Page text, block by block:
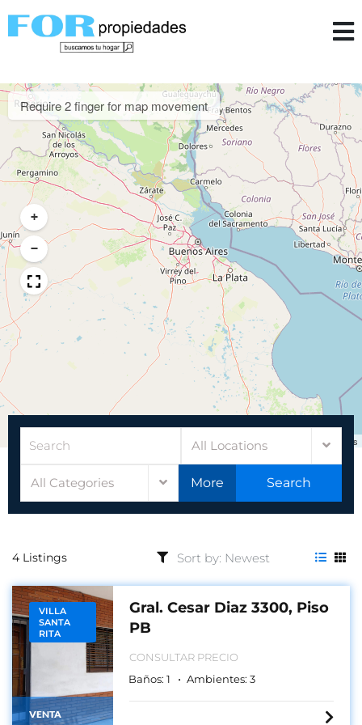
+
−
Require 2 finger for map movement
Leaflet|©OpenStreetMap contributors
All Locations
All Categories More Search
4 Listings
VILLA
SANTA
RITA
VENTA
Gral. Cesar Diaz 3300, Piso
PB
CONSULTAR PRECIO
Baños: 1 Ambientes: 3